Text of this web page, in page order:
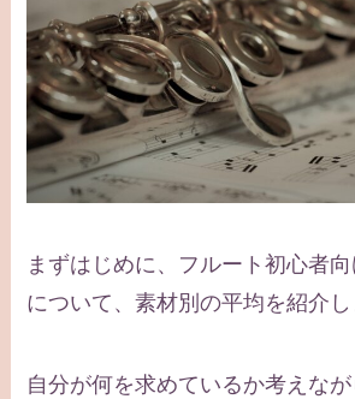
まずはじめに、フルート初心者
について、素材別の平均を紹介し
自分が何を求めているか考えなが